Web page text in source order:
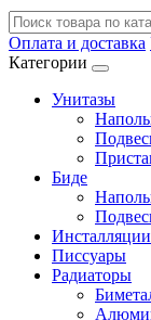
Оплата и доставка
Категории
Унитазы
Биде
Инсталляции
Писсуары
Радиаторы